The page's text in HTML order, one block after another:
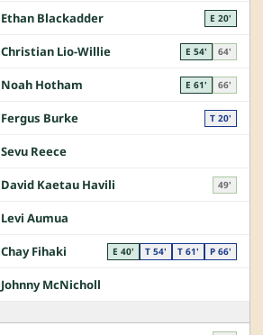
Ethan Blackadder E 20'
Christian Lio-Willie E 54' 64'
Noah Hotham E 61' 66'
Fergus Burke T 20'
Sevu Reece
David Kaetau Havili 49'
Levi Aumua
Chay Fihaki E 40' T 54' T 61' P 66'
Johnny McNicholl